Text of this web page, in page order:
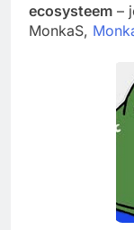
ecosysteem –
MonkaS,